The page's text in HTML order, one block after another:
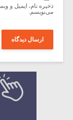
ذخیره نام، ایمیل و
می‌نویسم.